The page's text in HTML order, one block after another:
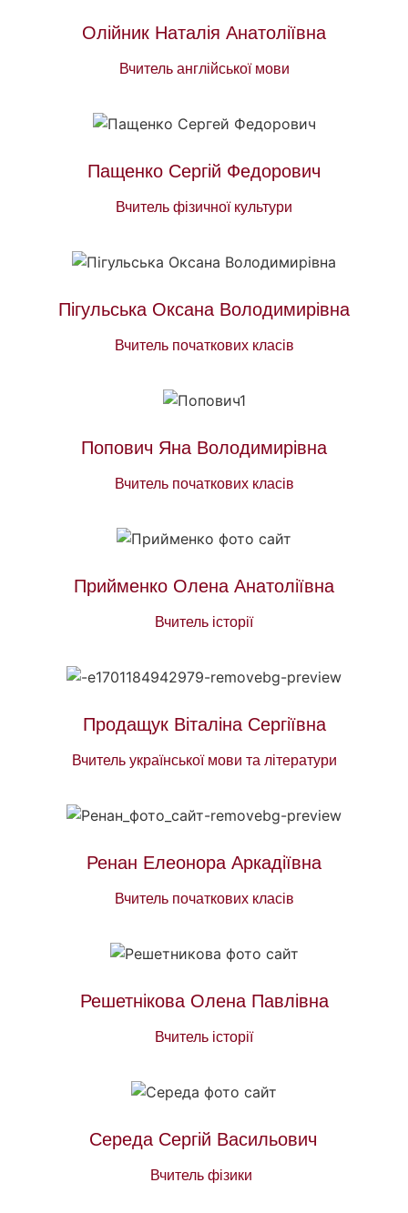
Олійник Наталія Анатоліївна
Вчитель англійської мови
Пащенко Сергій Федорович
Вчитель фізичної культури
Пігульська Оксана Володимирівна
Вчитель початкових класів
Попович Яна Володимирівна
Вчитель початкових класів
Прийменко Олена Анатоліївна
Вчитель історії
Продащук Віталіна Сергіївна
Вчитель української мови та літератури
Ренан Елеонора Аркадіївна
Вчитель початкових класів
Решетнікова Олена Павлівна
Вчитель історії
Середа Сергій Васильович
Вчитель фізики